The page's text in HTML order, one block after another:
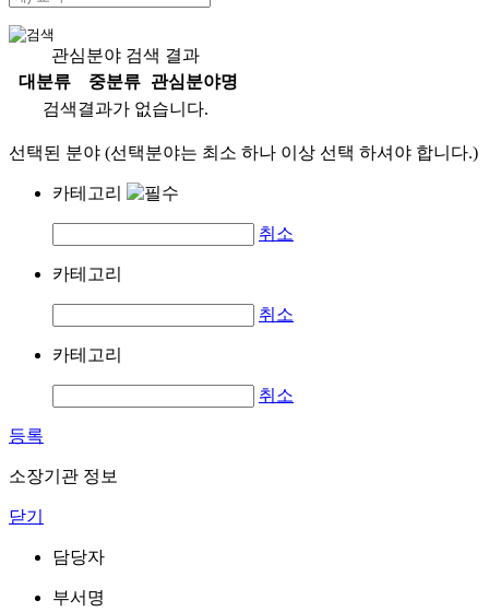
관심분야 검색 결과
대분류
중분류
관심분야명
검색결과가 없습니다.
선택된 분야 (선택분야는 최소 하나 이상 선택 하셔야 합니다.)
카테고리
취소
카테고리
취소
카테고리
취소
등록
소장기관 정보
닫기
담당자
부서명